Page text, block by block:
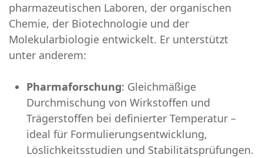
pharmazeutischen Laboren, der organischen
Chemie, der Biotechnologie und der
Molekularbiologie entwickelt. Er unterstützt
unter anderem:
Pharmaforschung: Gleichmäßige
Durchmischung von Wirkstoffen und
Trägerstoffen bei definierter Temperatur –
ideal für Formulierungsentwicklung,
Löslichkeitsstudien und Stabilitätsprüfungen.